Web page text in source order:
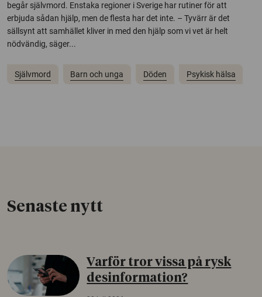
begår självmord. Enstaka regioner i Sverige har rutiner för att
erbjuda sådan hjälp, men de flesta har det inte. – Tyvärr är det
sällsynt att samhället kliver in med den hjälp som vi vet är helt
nödvändig, säger...
Självmord Barn och unga Döden Psykisk hälsa
Senaste nytt
Varför tror vissa på rysk
desinformation?